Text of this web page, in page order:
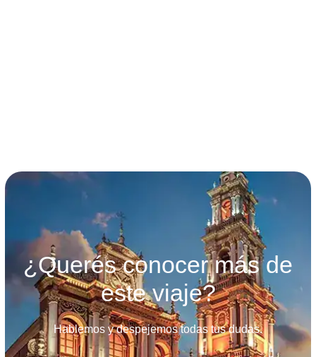
¿Querés conocer más de
este viaje?
Hablemos y despejemos todas tus dudas.